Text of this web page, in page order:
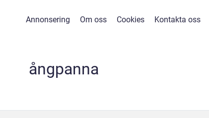
Annonsering Om oss Cookies Kontakta oss
ångpanna